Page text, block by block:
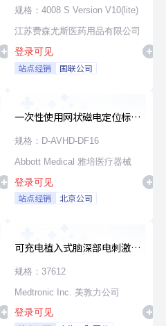
规格：4008 S Version V10(lite)
江苏费森尤斯医药用品有限公司
登录可见
站点经销 国联公司
一次性使用网状磁电定位标测
导管
规格：D-AVHD-DF16
Abbott Medical 雅培医疗器械
登录可见
站点经销 北京公司
可充电植入式脑深部电刺激脉
冲发生器套件
规格：37612
Medtronic Inc. 美敦力公司
登录可见